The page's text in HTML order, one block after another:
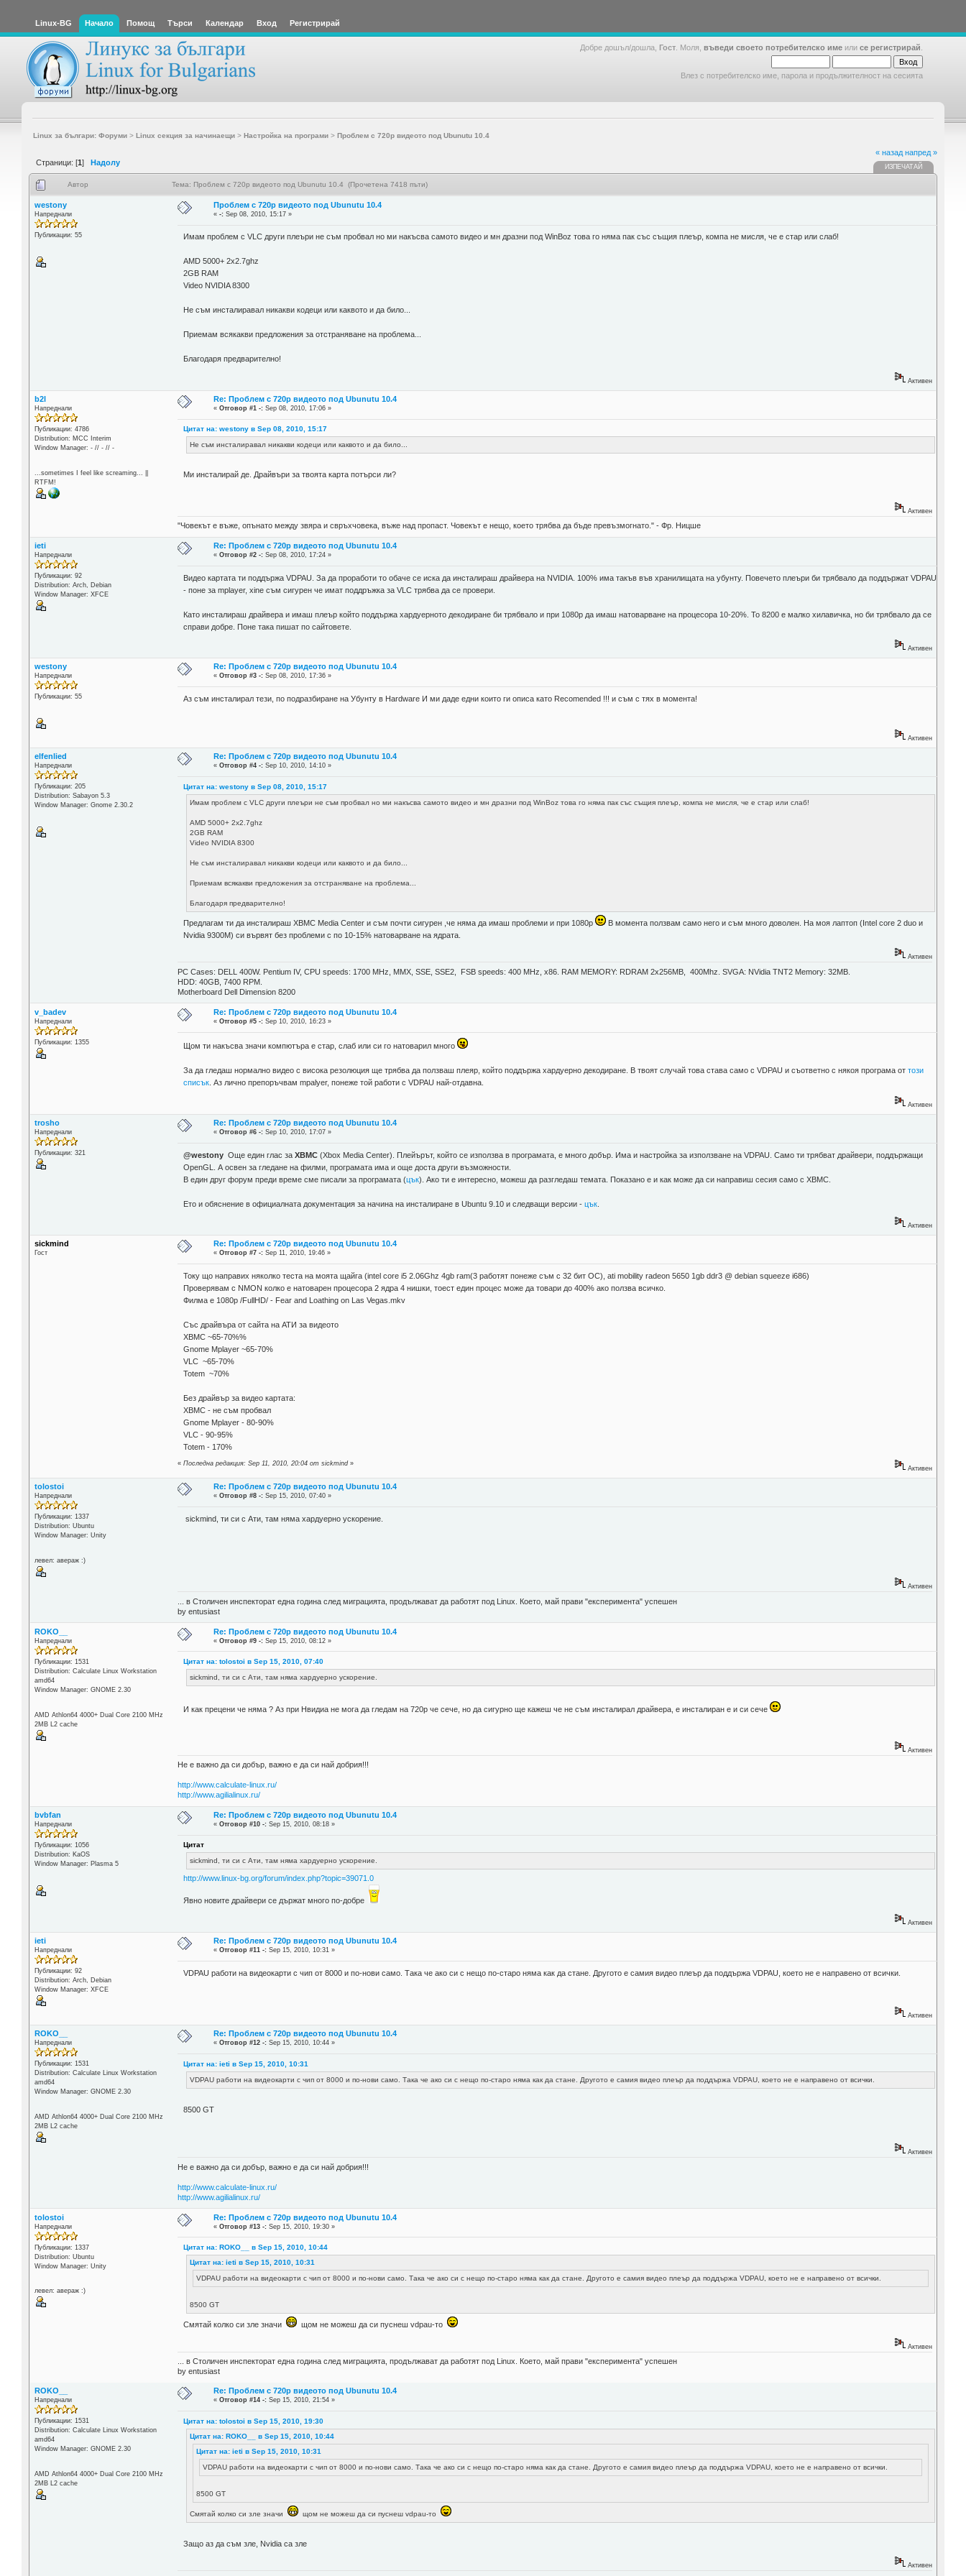
Linux-BG Начало Помощ Търси Календар Вход Регистрирай
Добре дошъл/дошла, Гост . Моля, въведи своето потребителско име или се регистрирай
Влез с потребителско име, парола и продължителност на сесията
Linux за българи: Форуми> Linux секция за начинаещи> Настройка на програми> Проблем с 720p видеото под Ubunutu 10.4
Страници: [1] Надолу
« назад напред »
ИЗПЕЧАТАЙ
Автор Тема: Проблем с 720p видеото под Ubunutu 10.4 (Прочетена 7418 пъти)
westony
Напреднали
Публикации: 55
Проблем с 720p видеото под Ubunutu 10.4
«-: Sep 08, 2010, 15:17 »
Имам проблем с VLC други плеъри не съм пробвал но ми накъсва самото видео и мн дразни под WinBoz това го няма пак със същия плеър, компа не мисля, че е стар или слаб!
AMD 5000+ 2x2.7ghz
2GB RAM
Video NVIDIA 8300
Не съм инсталиравал никакви кодеци или каквото и да било...
Приемам всякакви предложения за отстраняване на проблема...
Благодаря предварително!
Активен
b2l
Напреднали
Публикации: 4786
Distribution: MCC Interim
Window Manager: - // - // -
...sometimes I feel like screaming... ||
RTFM!
Re: Проблем с 720p видеото под Ubunutu 10.4
«Отговор #1 -: Sep 08, 2010, 17:06 »
Цитат на: westony в Sep 08, 2010, 15:17
Не съм инсталиравал никакви кодеци или каквото и да било...
Ми инсталирай де. Драйвъри за твоята карта потърси ли?
Активен
"Човекът е въже, опънато между звяра и свръхчовека, въже над пропаст. Човекът е нещо, което трябва да бъде превъзмогнато." - Фр. Ницше
ieti
Напреднали
Публикации: 92
Distribution: Arch, Debian
Window Manager: XFCE
Re: Проблем с 720p видеото под Ubunutu 10.4
«Отговор #2 -: Sep 08, 2010, 17:24 »
Видео картата ти поддържа VDPAU. За да проработи то обаче се иска да инсталираш драйвера на NVIDIA. 100% има такъв във хранилищата на убунту. Повечето плеъри би трябвало да поддържат VDPAU
- поне за mplayer, xine съм сигурен че имат поддръжка за VLC трябва да се провери.
Като инсталираш драйвера и имаш плеър който поддържа хардуерното декодиране би трябвало и при 1080p да имаш натоварване на процесора 10-20%. То 8200 е малко хилавичка, но би трябвало да се
справи добре. Поне така пишат по сайтовете.
Активен
westony
Напреднали
Публикации: 55
Re: Проблем с 720p видеото под Ubunutu 10.4
«Отговор #3 -: Sep 08, 2010, 17:36 »
Аз съм инсталирал тези, по подразбиране на Убунту в Hardware И ми даде едни които ги описа като Recomended !!! и съм с тях в момента!
Активен
elfenlied
Напреднали
Публикации: 205
Distribution: Sabayon 5.3
Window Manager: Gnome 2.30.2
Re: Проблем с 720p видеото под Ubunutu 10.4
«Отговор #4 -: Sep 10, 2010, 14:10 »
Цитат на: westony в Sep 08, 2010, 15:17
Имам проблем с VLC други плеъри не съм пробвал но ми накъсва самото видео и мн дразни под WinBoz това го няма пак със същия плеър, компа не мисля, че е стар или слаб!
AMD 5000+ 2x2.7ghz
2GB RAM
Video NVIDIA 8300
Не съм инсталиравал никакви кодеци или каквото и да било...
Приемам всякакви предложения за отстраняване на проблема...
Благодаря предварително!
Предлагам ти да инсталираш XBMC Media Center и съм почти сигурен ,че няма да имаш проблеми и при 1080p
В момента ползвам само него и съм много доволен. На моя лаптоп (Intel core 2 duo и
Nvidia 9300M) си вървят без проблеми с по 10-15% натоварване на ядрата.
Активен
PC Cases: DELL 400W. Pentium IV, CPU speeds: 1700 MHz, MMX, SSE, SSE2, FSB speeds: 400 MHz, x86. RAM MEMORY: RDRAM 2x256MB, 400Mhz. SVGA: NVidia TNT2 Memory: 32MB.
HDD: 40GB, 7400 RPM.
Motherboard Dell Dimension 8200
v_badev
Напреднали
Публикации: 1355
Re: Проблем с 720p видеото под Ubunutu 10.4
«Отговор #5 -: Sep 10, 2010, 16:23 »
Щом ти накъсва значи компютъра е стар, слаб или си го натоварил много
За да гледаш нормално видео с висока резолюция ще трябва да ползваш плеяр, който поддържа хардуерно декодиране. В твоят случай това става само с VDPAU и съответно с някоя програма оттози
списък . Аз лично препоръчвам mpalyer, понеже той работи с VDPAU най-отдавна.
Активен
trosho
Напреднали
Публикации: 321
Re: Проблем с 720p видеото под Ubunutu 10.4
«Отговор #6 -: Sep 10, 2010, 17:07 »
@westony Още един глас заXBMC (Xbox Media Center). Плейърът, който се използва в програмата, е много добър. Има и настройка за използване на VDPAU. Само ти трябват драйвери, поддържащи
OpenGL. А освен за гледане на филми, програмата има и още доста други възможности.
В един друг форум преди време сме писали за програмата (цък). Ако ти е интересно, можеш да разгледаш темата. Показано е и как може да си направиш сесия само с XBMC.
Ето и обяснение в официалната документация за начина на инсталиране в Ubuntu 9.10 и следващи версии -цък
Активен
sickmind
Гост
Re: Проблем с 720p видеото под Ubunutu 10.4
«Отговор #7 -: Sep 11, 2010, 19:46 »
Току що направих няколко теста на моята щайга (intel core i5 2.06Ghz 4gb ram(3 работят понеже съм с 32 бит ОС), ati mobility radeon 5650 1gb ddr3 @ debian squeeze i686)
Проверявам с NMON колко е натоварен процесора 2 ядра 4 нишки, тоест един процес може да товари до 400% ако ползва всичко.
Филма е 1080р /FullHD/ - Fear and Loathing on Las Vegas.mkv
Със драйвъра от сайта на АТИ за видеото
XBMC ~65-70%%
Gnome Mplayer ~65-70%
VLC ~65-70%
Totem ~70%
Без драйвър за видео картата:
XBMC - не съм пробвал
Gnome Mplayer - 80-90%
VLC - 90-95%
Totem - 170%
«Последна редакция: Sep 11, 2010, 20:04 от sickmind»
Активен
tolostoi
Напреднали
Публикации: 1337
Distribution: Ubuntu
Window Manager: Unity
левел: авераж :)
Re: Проблем с 720p видеото под Ubunutu 10.4
«Отговор #8 -: Sep 15, 2010, 07:40 »
sickmind, ти си с Ати, там няма хардуерно ускорение.
Активен
... в Столичен инспекторат една година след миграцията, продължават да работят под Linux. Което, май прави "експеримента" успешен
by entusiast
ROKO__
Напреднали
Публикации: 1531
Distribution: Calculate Linux Workstation
amd64
Window Manager: GNOME 2.30
AMD Athlon64 4000+ Dual Core 2100 MHz
2MB L2 cache
Re: Проблем с 720p видеото под Ubunutu 10.4
«Отговор #9 -: Sep 15, 2010, 08:12 »
Цитат на: tolostoi в Sep 15, 2010, 07:40
sickmind, ти си с Ати, там няма хардуерно ускорение.
И как прецени че няма ? Аз при Нвидиа не мога да гледам на 720p че сече, но да сигурно ще кажеш че не съм инсталирал драйвера, е инсталиран е и си сече
Активен
Не е важно да си добър, важно е да си най добрия!!!
http://www.calculate-linux.ru/
http://www.agilialinux.ru/
bvbfan
Напреднали
Публикации: 1056
Distribution: KaOS
Window Manager: Plasma 5
Re: Проблем с 720p видеото под Ubunutu 10.4
«Отговор #10 -: Sep 15, 2010, 08:18 »
Цитат
sickmind, ти си с Ати, там няма хардуерно ускорение.
http://www.linux-bg.org/forum/index.php?topic=39071.0
Явно новите драйвери се държат много по-добре
Активен
ieti
Напреднали
Публикации: 92
Distribution: Arch, Debian
Window Manager: XFCE
Re: Проблем с 720p видеото под Ubunutu 10.4
«Отговор #11 -: Sep 15, 2010, 10:31 »
VDPAU работи на видеокарти с чип от 8000 и по-нови само. Така че ако си с нещо по-старо няма как да стане. Другото е самия видео плеър да поддържа VDPAU, което не е направено от всички.
Активен
ROKO__
Напреднали
Публикации: 1531
Distribution: Calculate Linux Workstation
amd64
Window Manager: GNOME 2.30
AMD Athlon64 4000+ Dual Core 2100 MHz
2MB L2 cache
Re: Проблем с 720p видеото под Ubunutu 10.4
«Отговор #12 -: Sep 15, 2010, 10:44 »
Цитат на: ieti в Sep 15, 2010, 10:31
VDPAU работи на видеокарти с чип от 8000 и по-нови само. Така че ако си с нещо по-старо няма как да стане. Другото е самия видео плеър да поддържа VDPAU, което не е направено от всички.
8500 GT
Активен
Не е важно да си добър, важно е да си най добрия!!!
http://www.calculate-linux.ru/
http://www.agilialinux.ru/
tolostoi
Напреднали
Публикации: 1337
Distribution: Ubuntu
Window Manager: Unity
левел: авераж :)
Re: Проблем с 720p видеото под Ubunutu 10.4
«Отговор #13 -: Sep 15, 2010, 19:30 »
Цитат на: ROKO__ в Sep 15, 2010, 10:44
Цитат на: ieti в Sep 15, 2010, 10:31
VDPAU работи на видеокарти с чип от 8000 и по-нови само. Така че ако си с нещо по-старо няма как да стане. Другото е самия видео плеър да поддържа VDPAU, което не е направено от всички.
8500 GT
Смятай колко си зле значи щом не можеш да си пуснеш vdpau-то
Активен
... в Столичен инспекторат една година след миграцията, продължават да работят под Linux. Което, май прави "експеримента" успешен
by entusiast
ROKO__
Напреднали
Публикации: 1531
Distribution: Calculate Linux Workstation
amd64
Window Manager: GNOME 2.30
AMD Athlon64 4000+ Dual Core 2100 MHz
2MB L2 cache
Re: Проблем с 720p видеото под Ubunutu 10.4
«Отговор #14 -: Sep 15, 2010, 21:54 »
Цитат на: tolostoi в Sep 15, 2010, 19:30
Цитат на: ROKO__ в Sep 15, 2010, 10:44
Цитат на: ieti в Sep 15, 2010, 10:31
VDPAU работи на видеокарти с чип от 8000 и по-нови само. Така че ако си с нещо по-старо няма как да стане. Другото е самия видео плеър да поддържа VDPAU, което не е направено от всички.
8500 GT
Смятай колко си зле значи щом не можеш да си пуснеш vdpau-то
Защо аз да съм зле, Nvidia са зле
Активен